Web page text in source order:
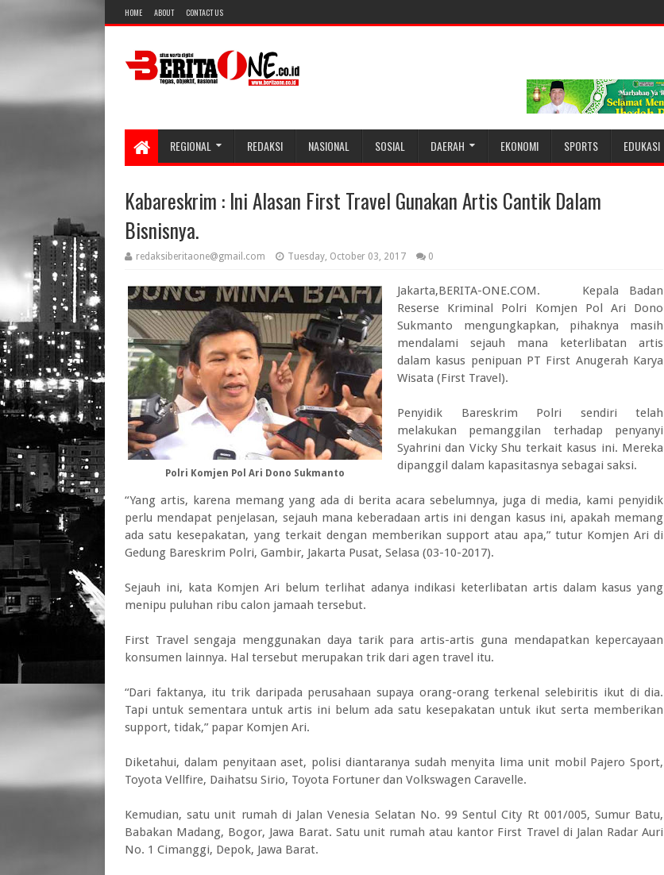
HOME ABOUT CONTACT US
REGIONAL REDAKSI NASIONAL SOSIAL DAERAH EKONOMI SPORTS EDUKASI
Kabareskrim : Ini Alasan First Travel Gunakan Artis Cantik Dalam
Bisnisnya.
redaksiberitaone@gmail.com Tuesday, October 03, 2017 0
Polri Komjen Pol Ari Dono Sukmanto
Jakarta,BERITA-ONE.COM. Kepala Badan
Reserse Kriminal Polri Komjen Pol Ari Dono
Sukmanto mengungkapkan, pihaknya masih
mendalami sejauh mana keterlibatan artis
dalam kasus penipuan PT First Anugerah Karya
Wisata (First Travel).
Penyidik Bareskrim Polri sendiri telah
melakukan pemanggilan terhadap penyanyi
Syahrini dan Vicky Shu terkait kasus ini. Mereka
dipanggil dalam kapasitasnya sebagai saksi.
“Yang artis, karena memang yang ada di berita acara sebelumnya, juga di media, kami penyidik
perlu mendapat penjelasan, sejauh mana keberadaan artis ini dengan kasus ini, apakah memang
ada satu kesepakatan, yang terkait dengan memberikan support atau apa,” tutur Komjen Ari di
Gedung Bareskrim Polri, Gambir, Jakarta Pusat, Selasa (03-10-2017).
Sejauh ini, kata Komjen Ari belum terlihat adanya indikasi keterlibatan artis dalam kasus yang
menipu puluhan ribu calon jamaah tersebut.
First Travel sengaja menggunakan daya tarik para artis-artis guna mendapatkan kepercayaan
konsumen lainnya. Hal tersebut merupakan trik dari agen travel itu.
“Dari faktanya, itu trik daripada perusahaan supaya orang-orang terkenal selebiritis ikut di dia.
Tapi untuk sementara untuk artis ini belum ada satu kesepakatan untuk ikut serta memberikan
support, tidak,” papar Komjen Ari.
Diketahui, dalam penyitaan aset, polisi diantaranya sudah menyita lima unit mobil Pajero Sport,
Toyota Vellfire, Daihatsu Sirio, Toyota Fortuner dan Volkswagen Caravelle.
Kemudian, satu unit rumah di Jalan Venesia Selatan No. 99 Sentul City Rt 001/005, Sumur Batu,
Babakan Madang, Bogor, Jawa Barat. Satu unit rumah atau kantor First Travel di Jalan Radar Auri
No. 1 Cimanggi, Depok, Jawa Barat.